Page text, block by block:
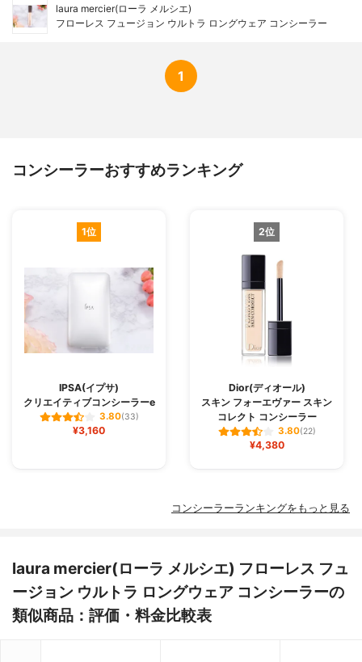
laura mercier(ローラ メルシエ)
フローレス フュージョン ウルトラ ロングウェア コンシーラー
1
コンシーラーおすすめランキング
1位
IPSA(イプサ)
クリエイティブコンシーラーe
3.80(33)
¥3,160
2位
Dior(ディオール)
スキン フォーエヴァー スキン
コレクト コンシーラー
3.80(22)
¥4,380
コンシーラーランキングをもっと見る
laura mercier(ローラ メルシエ) フローレス フュ
ージョン ウルトラ ロングウェア コンシーラーの
類似商品：評価・料金比較表